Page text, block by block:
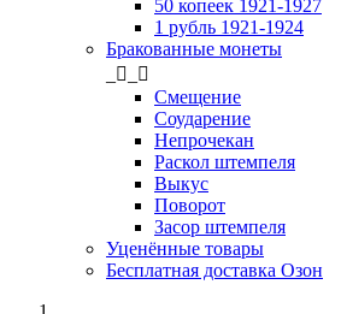
50 копеек 1921-1927
1 рубль 1921-1924
Бракованные монеты
_
_
Смещение
Соударение
Непрочекан
Раскол штемпеля
Выкус
Поворот
Засор штемпеля
Уценённые товары
Бесплатная доставка Озон